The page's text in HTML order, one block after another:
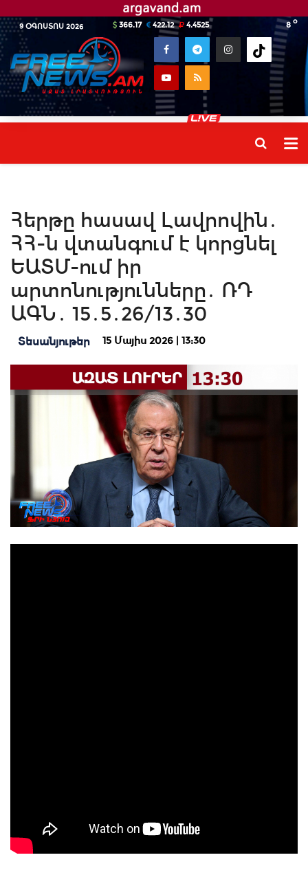
9 ՕԳՈՍՏՈՍ 2026 8 o
366.17 422.12 4.4525
Հերթը հասավ Լավրովին․
ՀՀ-ն վտանգում է կորցնել
ԵԱՏՄ-ում իր
արտոնությունները․ ՌԴ
ԱԳՆ․ 15․5․26/13․30
Տեսանյութեր 15 Մայիս 2026 | 13:30